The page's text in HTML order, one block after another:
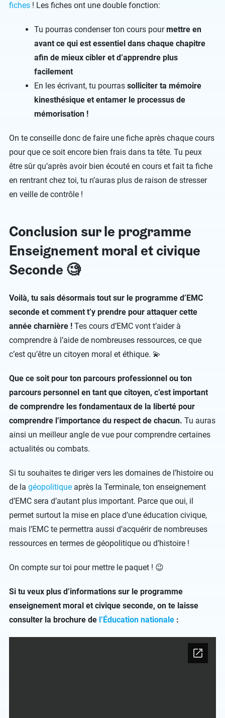
fiches ! Les fiches ont une double fonction:
Tu pourras condenser ton cours pourmettre en
avant ce qui est essentiel dans chaque chapitre
afin de mieux cibler et d’apprendre plus
facilement
En les écrivant, tu pourras solliciter ta mémoire
kinesthésique et entamer le processus de
mémorisation !
On te conseille donc de faire une fiche après chaque cours
pour que ce soit encore bien frais dans ta tête. Tu peux
être sûr qu’après avoir bien écouté en cours et fait ta fiche
en rentrant chez toi, tu n’auras plus de raison de stresser
en veille de contrôle !
Conclusion sur le programme
Enseignement moral et civique
Seconde 🧐
Voilà, tu sais désormais tout sur le programme d’EMC
seconde et comment t’y prendre pour attaquer cette
année charnière ! Tes cours d’EMC vont t’aider à
comprendre à l’aide de nombreuses ressources, ce que
c’est qu’être un citoyen moral et éthique. 💫
Que ce soit pour ton parcours professionnel ou ton
parcours personnel en tant que citoyen, c’est important
de comprendre les fondamentaux de la liberté pour
comprendre l’importance du respect de chacun. Tu auras
ainsi un meilleur angle de vue pour comprendre certaines
actualités ou combats.
Si tu souhaites te diriger vers les domaines de l’histoire ou
de la géopolitique après la Terminale, ton enseignement
d’EMC sera d’autant plus important. Parce que oui, il
permet surtout la mise en place d’une éducation civique,
mais l’EMC te permettra aussi d’acquérir de nombreuses
ressources en termes de géopolitique ou d’histoire !
On compte sur toi pour mettre le paquet ! 😉
Si tu veux plus d’informations sur le programme
enseignement moral et civique seconde, on te laisse
consulter la brochure de l’Éducation nationale :